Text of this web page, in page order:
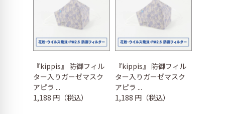
『kippis』 防御フィル
ター入りガーゼマスク
アピラ ...
1,188 円（税込）
『kippis』 防御フィル
ター入りガーゼマスク
アピラ ...
1,188 円（税込）